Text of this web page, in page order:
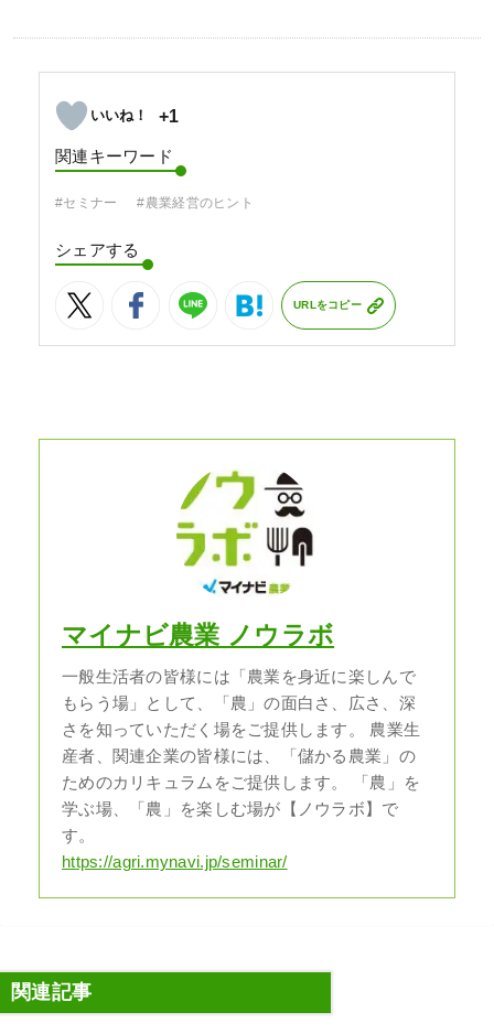
+1
関連キーワード
#セミナー #農業経営のヒント
シェアする
URLをコピー
マイナビ農業 ノウラボ
一般生活者の皆様には「農業を身近に楽しんで
もらう場」として、「農」の面白さ、広さ、深
さを知っていただく場をご提供します。 農業生
産者、関連企業の皆様には、「儲かる農業」の
ためのカリキュラムをご提供します。 「農」を
学ぶ場、「農」を楽しむ場が【ノウラボ】で
す。
https://agri.mynavi.jp/seminar/
関連記事